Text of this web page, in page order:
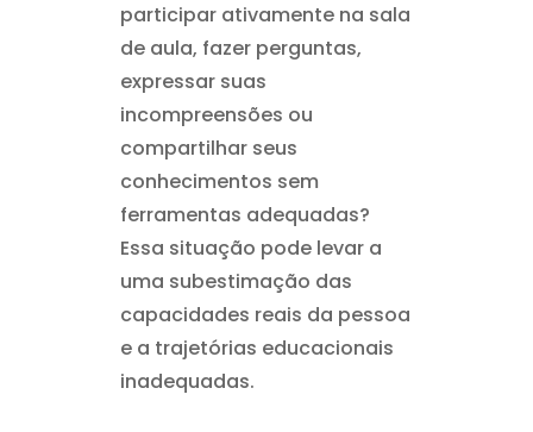
participar ativamente na sala
de aula, fazer perguntas,
expressar suas
incompreensões ou
compartilhar seus
conhecimentos sem
ferramentas adequadas?
Essa situação pode levar a
uma subestimação das
capacidades reais da pessoa
e a trajetórias educacionais
inadequadas.